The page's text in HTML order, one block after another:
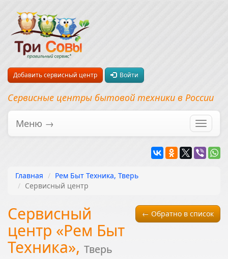
Добавить сервисный центр Войти
Сервисные центры бытовой техники в России
Меню →
Главная
Рем Быт Техника, Тверь
Сервисный центр
← Обратно в список
Сервисный
центр «Рем Быт
Техника», Тверь